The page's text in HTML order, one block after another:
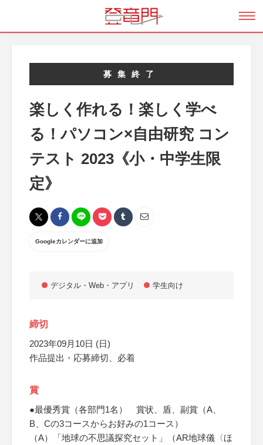
募集終了
楽しく作れる！楽しく学べ
る！パソコン×自由研究 コン
テスト 2023《小・中学生限
定》
Googleカレンダーに追加
デジタル・Web・アプリ 学生向け
締切
2023年09月10日 (日)
作品提出・応募締切、必着
賞
●最優秀賞（各部門1名） 賞状、盾、副賞（A、
B、Cの3コースからお好みの1コース）
（A）「地球の不思議探究セット」（AR地球儀〈ほ